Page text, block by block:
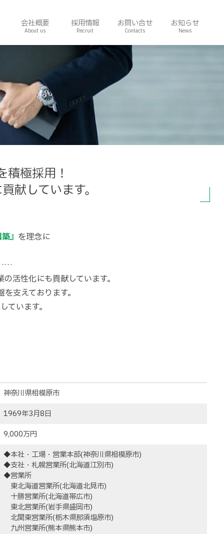
会社概要 採用情報 お問い合せ お知らせ
極採用！
献しています。
』 を理念に
……
活性化にも貢献しています。
支えております。
います。
神奈川県相模原市
1969年3月8日
9,000万円
◆本社・工場・営業本部(神奈川県相模原市)
◆支社・札幌営業所(北海道江別市)
◆営業所
東北海道営業所(北海道北見市)
十勝営業所(北海道帯広市)
東北営業所(岩手県盛岡市)
北関東営業所(栃木県那須塩原市)
九州営業所(熊本県熊本市)